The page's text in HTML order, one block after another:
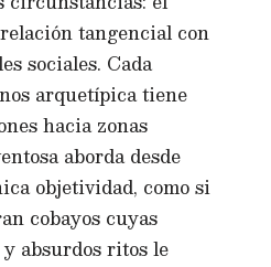
tangencial con
sociales. Cada
arquetípica tiene
hacia zonas
aborda desde
objetividad, como si
cobayos cuyas
absurdos ritos le